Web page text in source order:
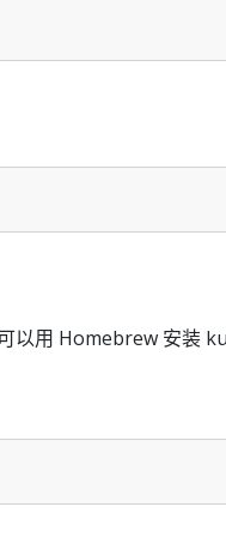
以用 Homebrew 安装